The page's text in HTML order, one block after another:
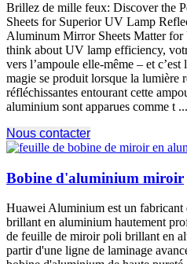
Brillez de mille feux: Discover the
Sheets for Superior UV Lamp
Aluminum Mirror Sheets Matter
think about UV lamp efficiency,
vers l’ampoule elle-même – et
magie se produit lorsque la lumière
réfléchissantes entourant cette
aluminium sont apparues comme t ...
Nous contacter
Bobine d'aluminium miroir
Huawei Aluminium est un
brillant en aluminium hautement
de feuille de miroir poli brillant en
partir d'une ligne de laminage